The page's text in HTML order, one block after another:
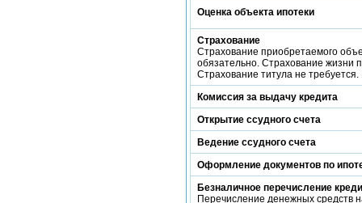
Оценка объекта ипотеки
Страхование
Страхование приобретаемого
обязательно. Страхование жизни
Страхование титула не требуется.
Комиссия за выдачу кредита
Открытие ссудного счета
Ведение ссудного счета
Оформление документов по
Безналичное перечисление
Перечисление денежных средств